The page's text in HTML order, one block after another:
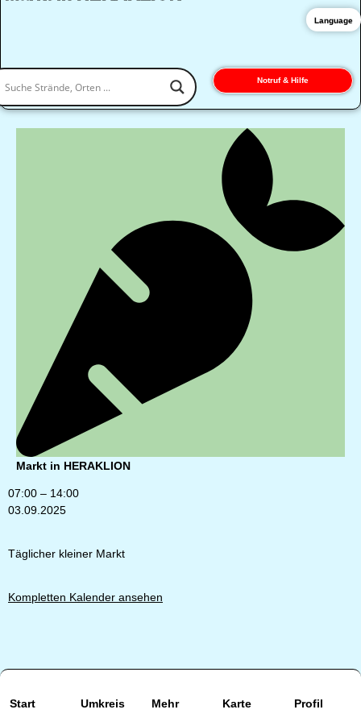
Notruf & Hilfe
Markt in HERAKLION
07:00 – 14:00
03.09.2025
Täglicher kleiner Markt
Kompletten Kalender ansehen
Start Umkreis Mehr Karte Profil
Language